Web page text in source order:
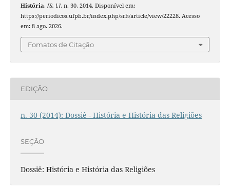
História, [S. l.], n. 30, 2014. Disponível em:
https://periodicos.ufpb.br/index.php/srh/article/view/22228. Acesso
em: 8 ago. 2026.
Fomatos de Citação
EDIÇÃO
n. 30 (2014): Dossiê - História e História das Religiões
SEÇÃO
Dossiê: História e História das Religiões